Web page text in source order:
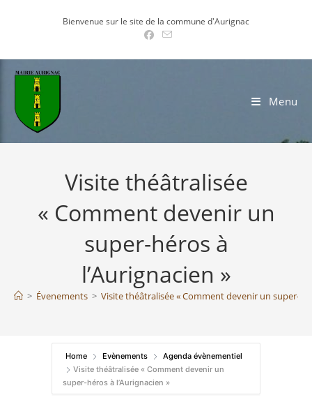
Bienvenue sur le site de la commune d'Aurignac
Menu
Visite théâtralisée
« Comment devenir un
super-héros à
l’Aurignacien »
> Évenements > Visite théâtralisée « Comment devenir un super-
Home Evènements
Agenda évènementiel
Visite théâtralisée « Comment devenir un
super-héros à l’Aurignacien »